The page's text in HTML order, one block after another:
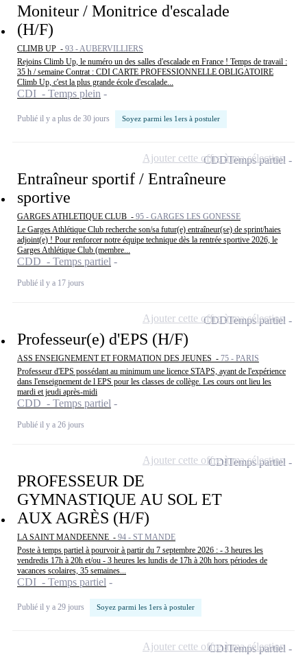
Moniteur / Monitrice d'escalade
(H/F)
CLIMB UP - 93 - AUBERVILLIERS
Rejoins Climb Up, le numéro un des salles d'escalade en France ! Temps de travail :
35 h / semaine Contrat : CDI CARTE PROFESSIONNELLE OBLIGATOIRE
Climb Up, c'est la plus grande école d'escalade...
CDI - Temps plein
Publié il y a plus de 30 jours Soyez parmi les 1ers à postuler
Entraîneur sportif / Entraîneure
sportive
GARGES ATHLETIQUE CLUB - 95 - GARGES LES GONESSE
Le Garges Athlétique Club recherche son/sa futur(e) entraîneur(se) de sprint/haies
adjoint(e) ! Pour renforcer notre équipe technique dès la rentrée sportive 2026, le
Garges Athlétique Club (membre...
CDD - Temps partiel
Publié il y a 17 jours
CDDTemps partiel
Ajouter cette offre à ma sélection
Professeur(e) d'EPS (H/F)
ASS ENSEIGNEMENT ET FORMATION DES JEUNES - 75 - PARIS
Professeur d'EPS possédant au minimum une licence STAPS, ayant de l'expérience
dans l'enseignement de l EPS pour les classes de collège. Les cours ont lieu les
mardi et jeudi après-midi
CDD - Temps partiel
Publié il y a 26 jours
CDDTemps partiel
Ajouter cette offre à ma sélection
PROFESSEUR DE
GYMNASTIQUE AU SOL ET
AUX AGRÈS (H/F)
LA SAINT MANDEENNE - 94 - ST MANDE
Poste à temps partiel à pourvoir à partir du 7 septembre 2026 : - 3 heures les
vendredis 17h à 20h et/ou - 3 heures les lundis de 17h à 20h hors périodes de
vacances scolaires, 35 semaines...
CDI - Temps partiel
Publié il y a 29 jours Soyez parmi les 1ers à postuler
CDITemps partiel
Ajouter cette offre à ma sélection
CDITemps partiel
Ajouter cette offre à ma sélection